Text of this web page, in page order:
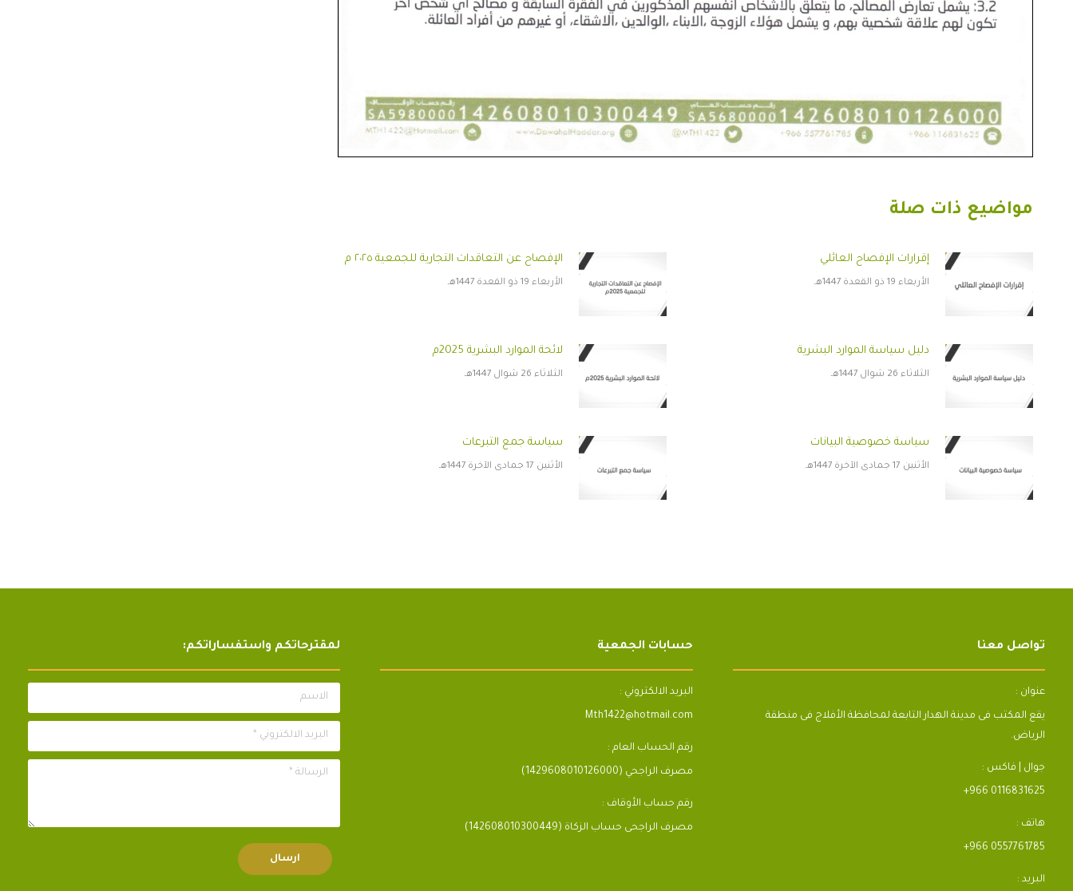
مواضيع ذات صلة
إقرارات الإفصاح العائلي
الأربعاء 19 ذو القعدة 1447هـ
الإفصاح عن التعاقدات التجارية للجمعية ٢٠٢٥ م
الأربعاء 19 ذو القعدة 1447هـ
دليل سياسة الموارد البشرية
الثلاثاء 26 شوال 1447هـ
لائحة الموارد البشرية 2025م
الثلاثاء 26 شوال 1447هـ
سياسة خصوصية البيانات
الأثنين 17 جمادى الآخرة 1447هـ
سياسة جمع التبرعات
الأثنين 17 جمادى الآخرة 1447هـ
تواصل معنا
عنوان :
يقع المكتب فى مدينة الهدار التابعة لمحافظة الأفلاج فى منطقة
الرياض.
جوال | فاكس :
+966 0116831625
هاتف :
+966 0557761785
البريد :
حسابات الجمعية
البريد الالكتروني :
Mth1422@hotmail.com
رقم الحساب العام :
مصرف الراجحي (1429608010126000)
رقم حساب الأوقاف :
مصرف الراجحى حساب الزكاة (142608010300449)
لمقترحاتكم واستفساراتكم:
الاسم
البريد الالكتروني *
الرسالة *